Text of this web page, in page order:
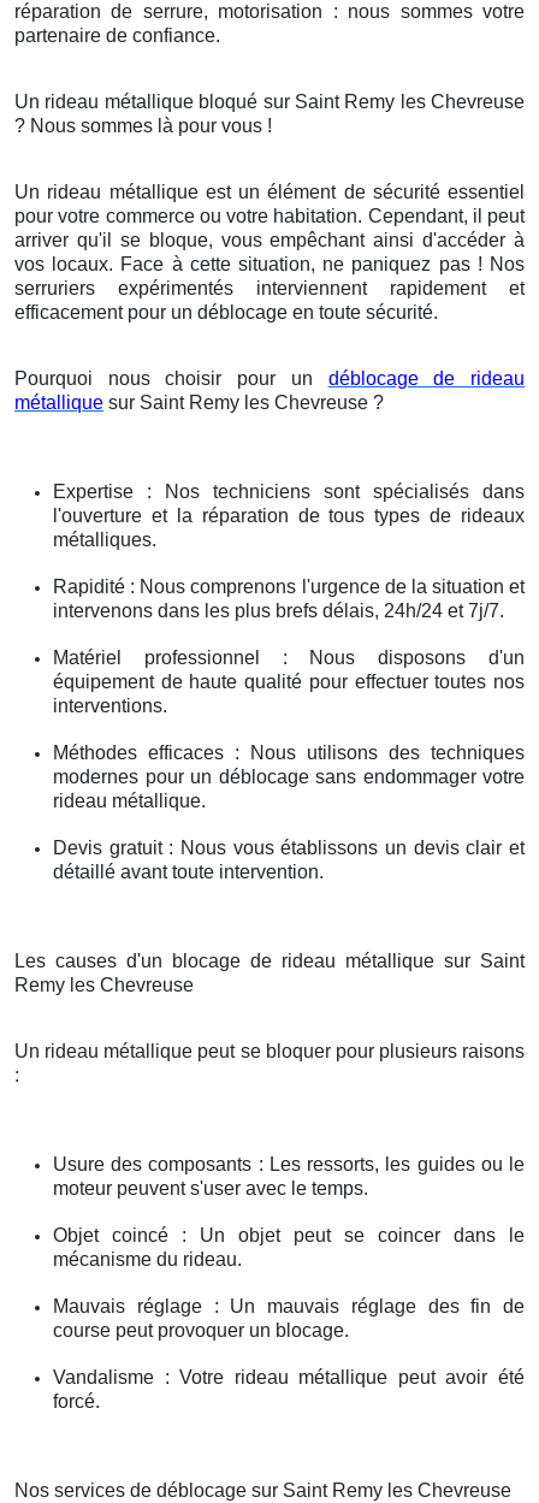
réparation de serrure, motorisation : nous sommes votre
partenaire de confiance.
Un rideau métallique bloqué sur Saint Remy les Chevreuse
? Nous sommes là pour vous !
Un rideau métallique est un élément de sécurité essentiel
pour votre commerce ou votre habitation. Cependant, il peut
arriver qu'il se bloque, vous empêchant ainsi d'accéder à
vos locaux. Face à cette situation, ne paniquez pas ! Nos
serruriers expérimentés interviennent rapidement et
efficacement pour un déblocage en toute sécurité.
Pourquoi nous choisir pour un déblocage de rideau
métallique sur Saint Remy les Chevreuse ?
Expertise : Nos techniciens sont spécialisés dans
l'ouverture et la réparation de tous types de rideaux
métalliques.
Rapidité : Nous comprenons l'urgence de la situation et
intervenons dans les plus brefs délais, 24h/24 et 7j/7.
Matériel professionnel : Nous disposons d'un
équipement de haute qualité pour effectuer toutes nos
interventions.
Méthodes efficaces : Nous utilisons des techniques
modernes pour un déblocage sans endommager votre
rideau métallique.
Devis gratuit : Nous vous établissons un devis clair et
détaillé avant toute intervention.
Les causes d'un blocage de rideau métallique sur Saint
Remy les Chevreuse
Un rideau métallique peut se bloquer pour plusieurs raisons
:
Usure des composants : Les ressorts, les guides ou le
moteur peuvent s'user avec le temps.
Objet coincé : Un objet peut se coincer dans le
mécanisme du rideau.
Mauvais réglage : Un mauvais réglage des fin de
course peut provoquer un blocage.
Vandalisme : Votre rideau métallique peut avoir été
forcé.
Nos services de déblocage sur Saint Remy les Chevreuse